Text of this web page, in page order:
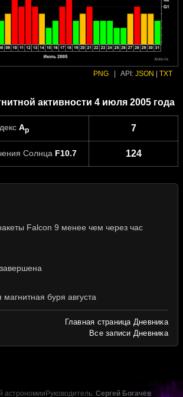
PNG API: JSON TXT
активности 4 июля 2005 года
Ap 7
Солнца F10.7 124
Falcon 9 менее чем через час
буря августа
Главная страница Дневника
Все записи Дневника
астрономии Руководитель: Сергей Богачёв